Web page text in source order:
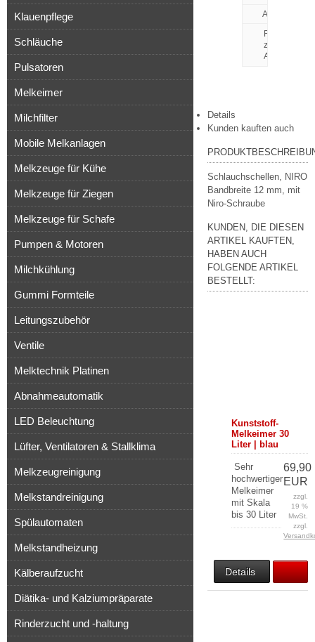
Frage
zu
Artikel
Details
Kunden kauften auch
Schlauchschellen, NIRO
Bandbreite 12 mm, mit
Niro-Schraube
KUNDEN, DIE DIESEN
ARTIKEL KAUFTEN,
HABEN AUCH
FOLGENDE ARTIKEL
BESTELLT:
Kunststoff-
Melkeimer 30
Liter | blau
Sehr
hochwertiger
Melkeimer
mit Skala
bis 30 Liter
69,90
EUR
zzgl.
19 %
MwSt.
zzgl.
Details
Klauenpflege
Schläuche
Pulsatoren
Melkeimer
Milchfilter
Mobile Melkanlagen
Melkzeuge für Kühe
Melkzeuge für Ziegen
Melkzeuge für Schafe
Pumpen & Motoren
Milchkühlung
Gummi Formteile
Leitungszubehör
Ventile
Melktechnik Platinen
Abnahmeautomatik
LED Beleuchtung
Lüfter, Ventilatoren & Stallklima
Melkzeugreinigung
Melkstandreinigung
Spülautomaten
Melkstandheizung
Kälberaufzucht
Diätika- und Kalziumpräparate
Rinderzucht und -haltung